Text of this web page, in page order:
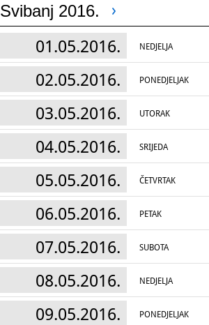
Svibanj 2016.
01.05.2016. NEDJELJA
02.05.2016. PONEDJELJAK
03.05.2016. UTORAK
04.05.2016. SRIJEDA
05.05.2016. ČETVRTAK
06.05.2016. PETAK
07.05.2016. SUBOTA
08.05.2016. NEDJELJA
09.05.2016. PONEDJELJAK